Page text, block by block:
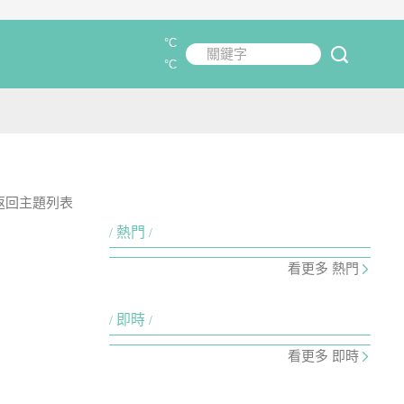
關鍵字
°C
°C
回主題列表
熱門
看更多 熱門
即時
看更多 即時